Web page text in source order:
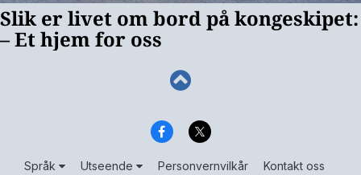
Språk Utseende Personvernvilkår Kontakt oss